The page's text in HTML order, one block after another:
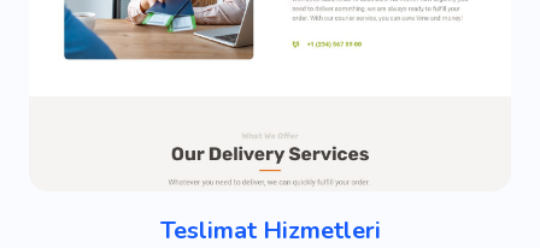
Teslimat Hizmetleri